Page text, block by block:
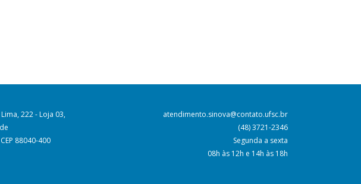
222 - Loja 03,
88040-400
atendimento.sinova@contato.ufsc.br
(48) 3721-2346
Segunda a sexta
08h às 12h e 14h às 18h